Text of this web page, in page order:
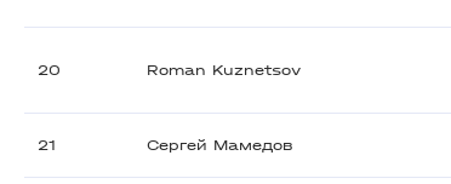
20 Roman Kuznetsov
21 Сергей Мамедов